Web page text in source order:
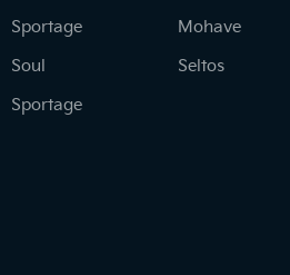
Sportage
Mohave
Soul
Seltos
Sportage